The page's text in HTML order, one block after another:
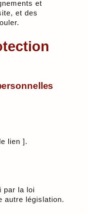
et
et des
lien ].
par la loi
autre législation.